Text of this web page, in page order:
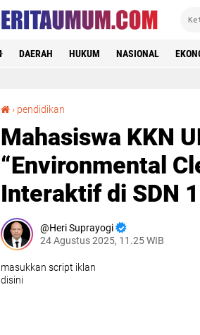
DAERAH HUKUM NASIONAL
› pendidikan
Mahasiswa KKN
“Environmental
Interaktif di SDN
Heri Suprayogi
24 Agustus 2025, 11.25 WIB
masukkan script iklan
disini